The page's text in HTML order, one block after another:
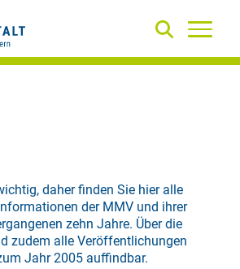
daher finden Sie hier alle
der MMV und ihrer
zehn Jahre. Über die
zudem alle Veröffentlichungen
Jahr 2005 auffindbar.